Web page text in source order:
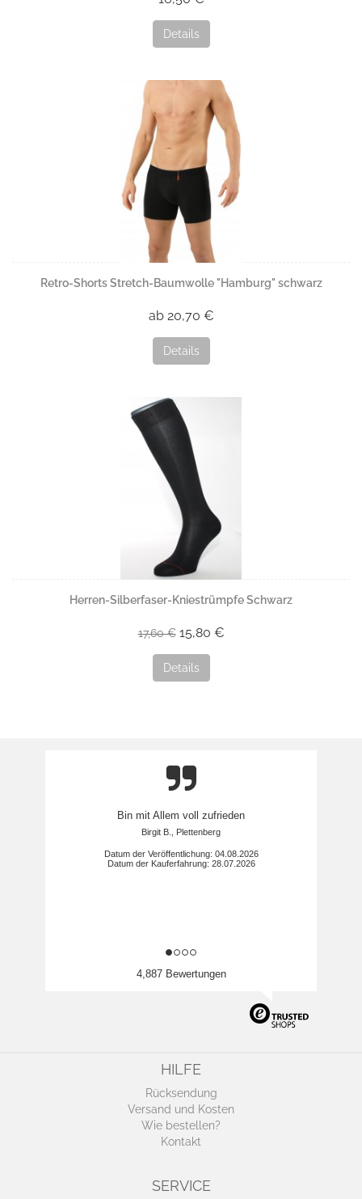
Details
Retro-Shorts Stretch-Baumwolle "Hamburg" schwarz
ab 20,70 €
Details
Herren-Silberfaser-Kniestrümpfe Schwarz
17,60 € 15,80 €
Details
Bin mit Allem voll zufrieden
Birgit B., Plettenberg
Datum der Veröffentlichung: 04.08.2026
Datum der Kauferfahrung: 28.07.2026
4,887 Bewertungen
HILFE
Rücksendung
Versand und Kosten
Wie bestellen?
Kontakt
SERVICE